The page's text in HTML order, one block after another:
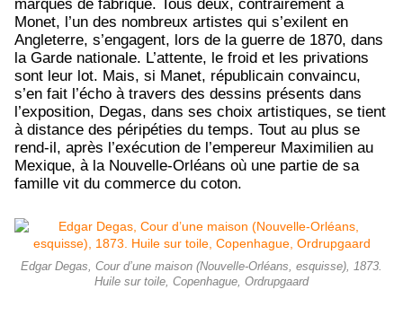
marques de fabrique. Tous deux, contrairement à
Monet, l’un des nombreux artistes qui s’exilent en
Angleterre, s’engagent, lors de la guerre de 1870, dans
la Garde nationale. L’attente, le froid et les privations
sont leur lot. Mais, si Manet, républicain convaincu,
s’en fait l’écho à travers des dessins présents dans
l’exposition, Degas, dans ses choix artistiques, se tient
à distance des péripéties du temps. Tout au plus se
rend-il, après l’exécution de l’empereur Maximilien au
Mexique, à la Nouvelle-Orléans où une partie de sa
famille vit du commerce du coton.
Edgar Degas, Cour d’une maison (Nouvelle-Orléans, esquisse), 1873.
Huile sur toile, Copenhague, Ordrupgaard